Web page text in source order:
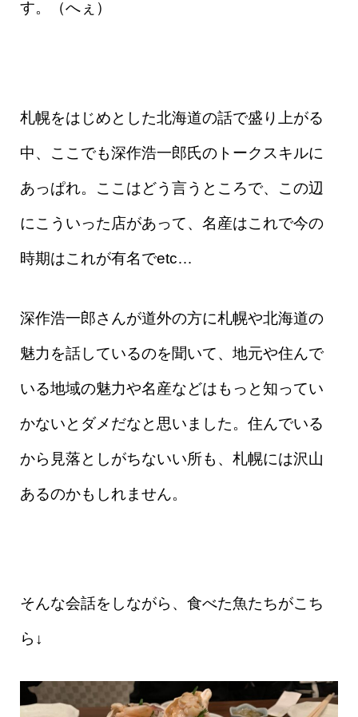
す。（へぇ）
札幌をはじめとした北海道の話で盛り上がる
中、ここでも深作浩一郎氏のトークスキルに
あっぱれ。ここはどう言うところで、この辺
にこういった店があって、名産はこれで今の
時期はこれが有名でetc…
深作浩一郎さんが道外の方に札幌や北海道の
魅力を話しているのを聞いて、地元や住んで
いる地域の魅力や名産などはもっと知ってい
かないとダメだなと思いました。住んでいる
から見落としがちないい所も、札幌には沢山
あるのかもしれません。
そんな会話をしながら、食べた魚たちがこち
ら↓